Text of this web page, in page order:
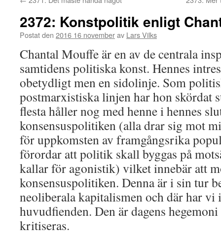
2372: Konstpolitik enligt
Postat den 2016 16 novemberav Lars Vilks
Chantal Mouffe är en av de centrala
samtidens politiska konst. Hennes
obetydligt men en sidolinje. Som
postmarxistiska linjen har hon skördat
flesta håller nog med henne i hennes
konsensuspolitiken (alla drar sig mot
för uppkomsten av framgångsrika
förordar att politik skall byggas på
kallar för agonistik) vilket innebär att
konsensuspolitiken. Denna är i sin tur
neoliberala kapitalismen och där har
huvudfienden. Den är dagens
kritiseras.